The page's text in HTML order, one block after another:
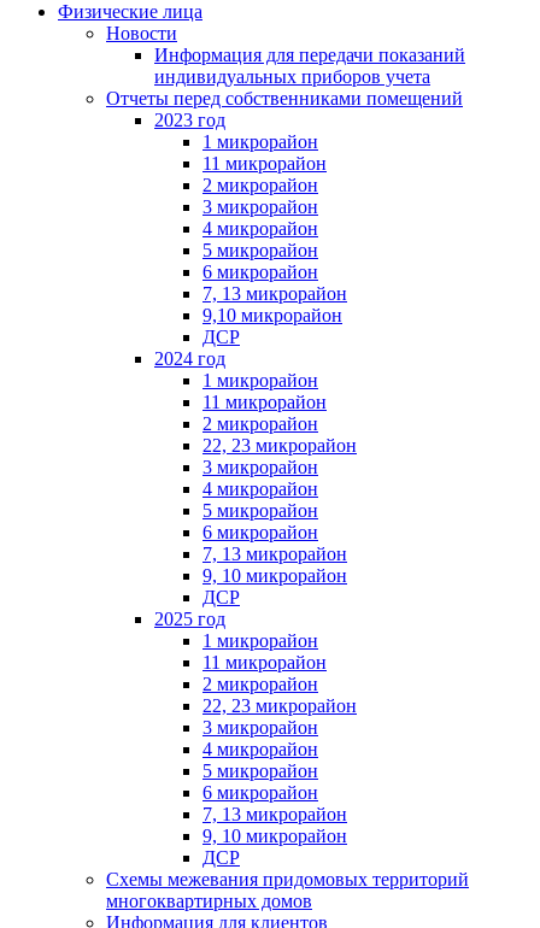
Физические лица
Новости
Информация для передачи показаний
индивидуальных приборов учета
Отчеты перед собственниками помещений
2023 год
1 микрорайон
11 микрорайон
2 микрорайон
3 микрорайон
4 микрорайон
5 микрорайон
6 микрорайон
7, 13 микрорайон
9,10 микрорайон
ДСР
2024 год
1 микрорайон
11 микрорайон
2 микрорайон
22, 23 микрорайон
3 микрорайон
4 микрорайон
5 микрорайон
6 микрорайон
7, 13 микрорайон
9, 10 микрорайон
ДСР
2025 год
1 микрорайон
11 микрорайон
2 микрорайон
22, 23 микрорайон
3 микрорайон
4 микрорайон
5 микрорайон
6 микрорайон
7, 13 микрорайон
9, 10 микрорайон
ДСР
Схемы межевания придомовых территорий
многоквартирных домов
Информация для клиентов